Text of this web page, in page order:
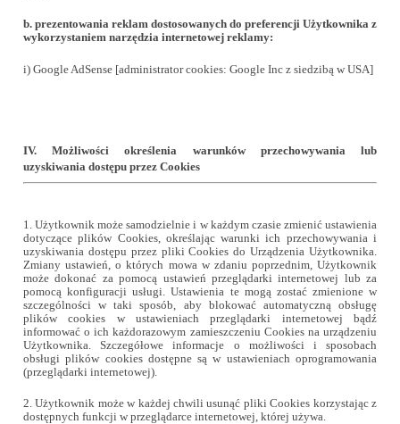
b. prezentowania reklam dostosowanych do preferencji Użytkownika z
wykorzystaniem narzędzia internetowej reklamy:
i) Google AdSense [administrator cookies: Google Inc z siedzibą w USA]
IV. Możliwości określenia warunków przechowywania lub
uzyskiwania dostępu przez Cookies
1. Użytkownik może samodzielnie i w każdym czasie zmienić ustawienia
dotyczące plików Cookies, określając warunki ich przechowywania i
uzyskiwania dostępu przez pliki Cookies do Urządzenia Użytkownika.
Zmiany ustawień, o których mowa w zdaniu poprzednim, Użytkownik
może dokonać za pomocą ustawień przeglądarki internetowej lub za
pomocą konfiguracji usługi. Ustawienia te mogą zostać zmienione w
szczególności w taki sposób, aby blokować automatyczną obsługę
plików cookies w ustawieniach przeglądarki internetowej bądź
informować o ich każdorazowym zamieszczeniu Cookies na urządzeniu
Użytkownika. Szczegółowe informacje o możliwości i sposobach
obsługi plików cookies dostępne są w ustawieniach oprogramowania
(przeglądarki internetowej).
2. Użytkownik może w każdej chwili usunąć pliki Cookies korzystając z
dostępnych funkcji w przeglądarce internetowej, której używa.